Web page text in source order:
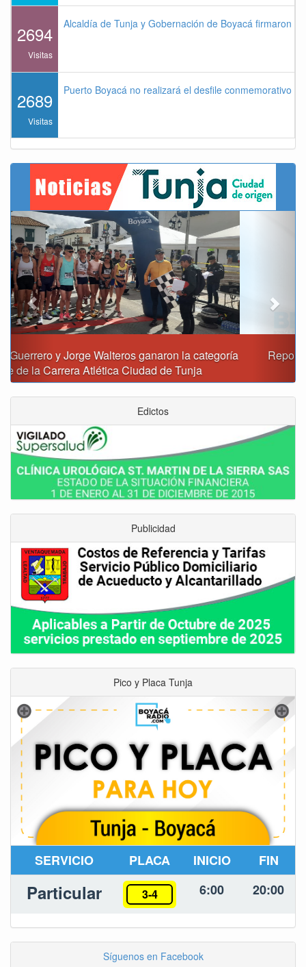
2694
Visitas
Alcaldía de Tunja y Gobernación de Boyacá firmaron
2689
Visitas
Puerto Boyacá no realizará el desfile conmemorativo
Reporte del tiempo en Boyacá para el domingo
Previous
Edictos
Publicidad
Pico y Placa Tunja
SERVICIO PLACA INICIO FIN
Particular 3-4 6:00 20:00
Síguenos en Facebook